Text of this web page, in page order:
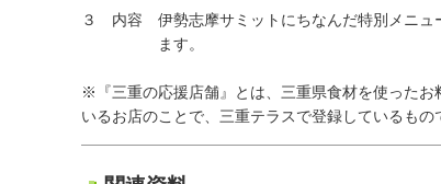
３ 内容 伊勢志摩サミットにちなんだ特別メニュ
ます。
※『三重の応援店舗』とは、三重県食材を使った
いるお店のことで、三重テラスで登録しているもの